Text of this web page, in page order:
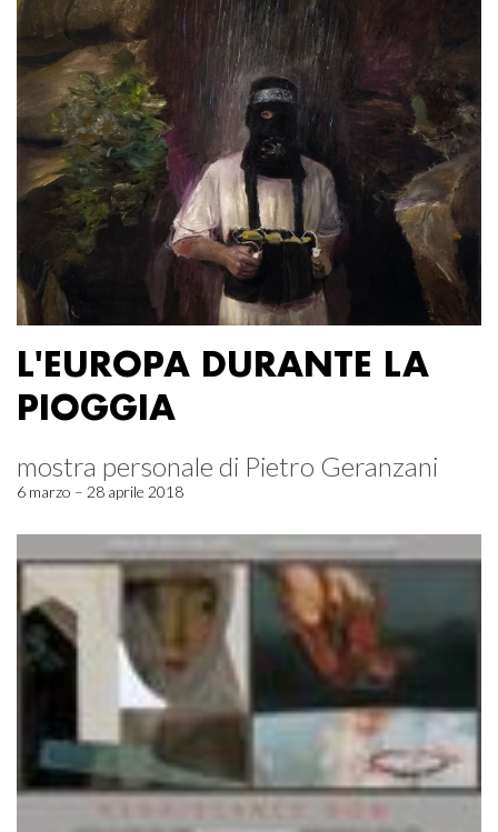
L'EUROPA DURANTE LA
PIOGGIA
mostra personale di Pietro Geranzani
6 marzo – 28 aprile 2018